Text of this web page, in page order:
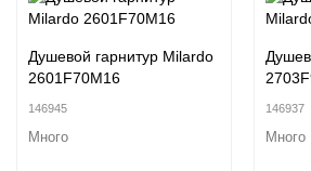
Душевой гарнитур Milardo
2601F70M16
146945
Много
146937
Много